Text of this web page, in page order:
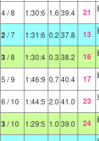
4/ 8 1:30:6 1.6 39.4 21
2/ 7 1:31:6 0.2 37.8 13
3/ 8 1:30:4 0.3 38.2 16
5 / 9 1:46:9 0.740.4 17
6 / 10 1:44:5 2.0 41.0 23
3/ 10 1:29:5 1.0 39.0 24